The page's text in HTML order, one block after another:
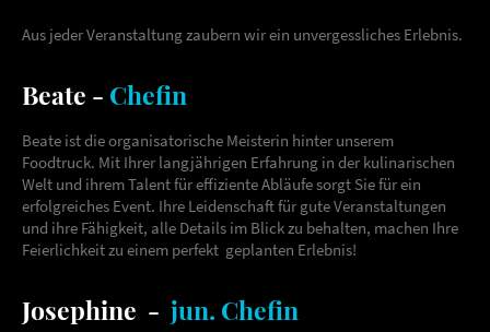
Aus jeder Veranstaltung zaubern wir ein unvergessliches Erlebnis.
Beate ist die organisatorische Meisterin hinter unserem
Foodtruck. Mit Ihrer langjährigen Erfahrung in der kulinarischen
Welt und ihrem Talent für effiziente Abläufe sorgt Sie für ein
erfolgreiches Event. Ihre Leidenschaft für gute Veranstaltungen
und ihre Fähigkeit, alle Details im Blick zu behalten, machen Ihre
Feierlichkeit zu einem perfekt geplanten Erlebnis!
Beate - Chefin
Josephine - jun. Chefin